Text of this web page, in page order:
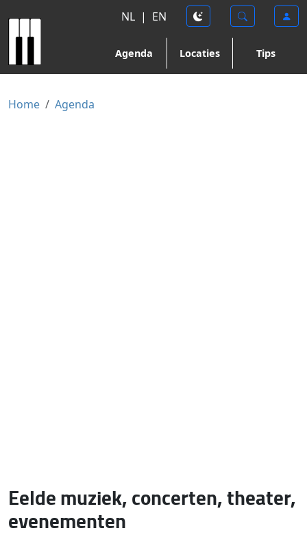
NL | EN
Agenda Locaties Tips
Home Agenda
Eelde muziek, concerten, theater,
evenementen